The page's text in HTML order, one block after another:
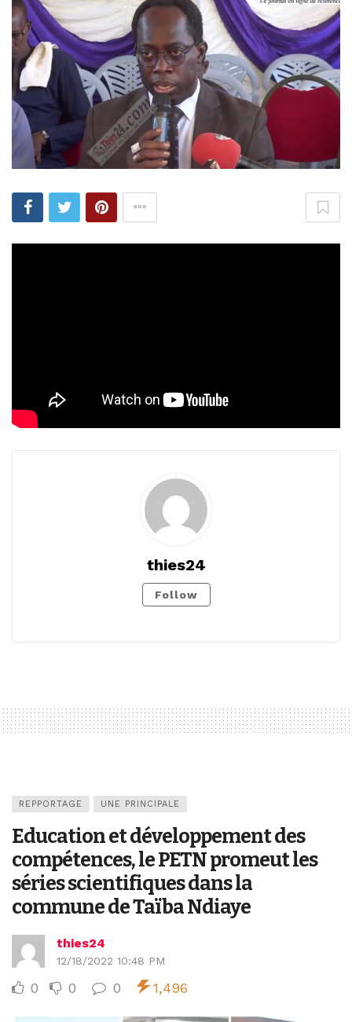
thies24
Follow
REPPORTAGE UNE PRINCIPALE
Education et développement des
compétences, le PETN promeut les
séries scientifiques dans la
commune de Taïba Ndiaye
thies24
12/18/2022 10:48 PM
0 0 0 1,496